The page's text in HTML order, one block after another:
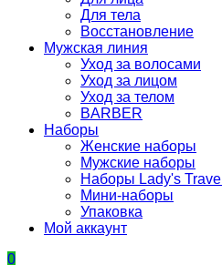
Для тела
Восстановление
Мужская линия
Уход за волосами
Уход за лицом
Уход за телом
BARBER
Наборы
Женские наборы
Мужские наборы
Наборы Lady's Travel
Мини-наборы
Упаковка
Мой аккаунт
0